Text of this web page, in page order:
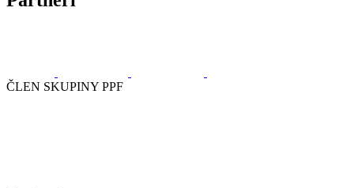
ČLEN SKUPINY PPF